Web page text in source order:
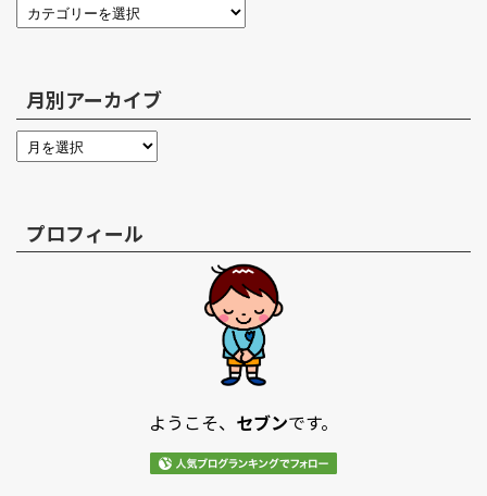
月別アーカイブ
プロフィール
ようこそ、 セブンです。